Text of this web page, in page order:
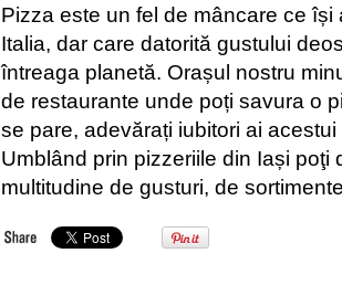
Pizza este un fel de mâncare ce își
Italia, dar care datorită gustului
întreaga planetă. Orașul nostru
de restaurante unde poți savura o
se pare, adevărați iubitori ai
Umblând prin pizzeriile din Iași poţi
multitudine de gusturi, de